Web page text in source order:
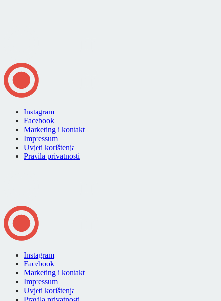
Instagram
Facebook
Marketing i kontakt
Impressum
Uvjeti korištenja
Pravila privatnosti
Instagram
Facebook
Marketing i kontakt
Impressum
Uvjeti korištenja
Pravila privatnosti